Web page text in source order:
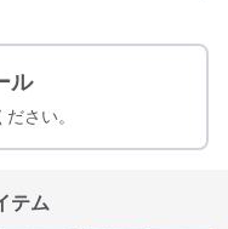
ル
さい。
テム